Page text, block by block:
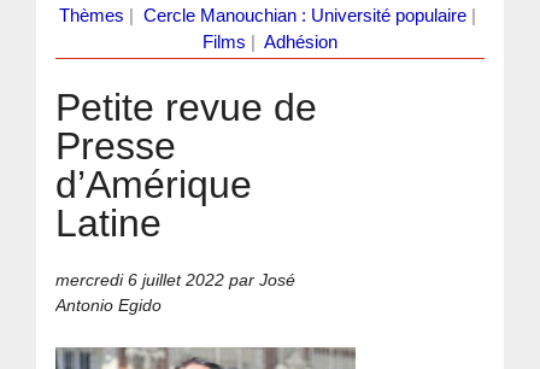
Thèmes
Cercle Manouchian : Université populaire
Films
Adhésion
Petite revue de
Presse
d’Amérique
Latine
mercredi 6 juillet 2022 par José
Antonio Egido